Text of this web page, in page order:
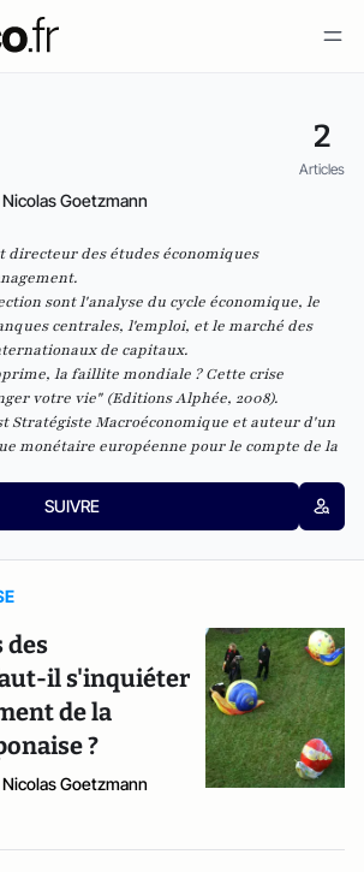
2
Articles
Goetzmann
directeur des études économiques
.
sont l'analyse du cycle économique, le
centrales, l'emploi, et le marché des
de capitaux.
la faillite mondiale ? Cette crise
votre vie" (Editions Alphée, 2008).
Stratégiste Macroéconomique et auteur d'un
monétaire européenne pour le compte de la
SUIVRE
des
il s'inquiéter
de la
?
Goetzmann